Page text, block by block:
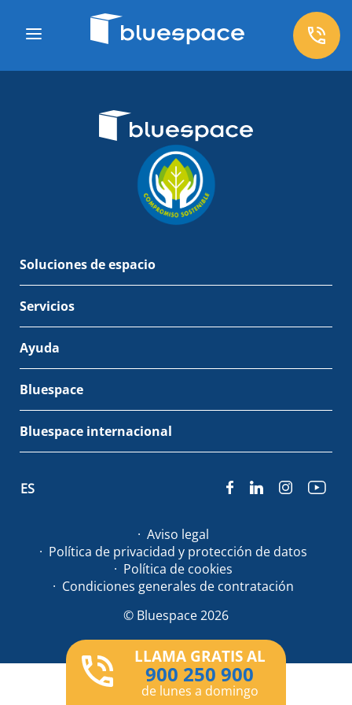
LLAMA GRATIS AL
900 250 900
de lunes a domingo
Soluciones de espacio
Servicios
Ayuda
Bluespace
Bluespace internacional
© Bluespace 2026
Aviso legal
Política de privacidad y protección de datos
Política de cookies
Condiciones generales de contratación
ES